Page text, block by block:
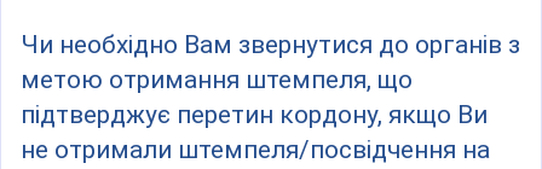
Чи необхідно Вам звернутися до органів з
метою отримання штемпеля, що
підтверджує перетин кордону, якщо Ви
не отримали штемпеля/посвідчення на